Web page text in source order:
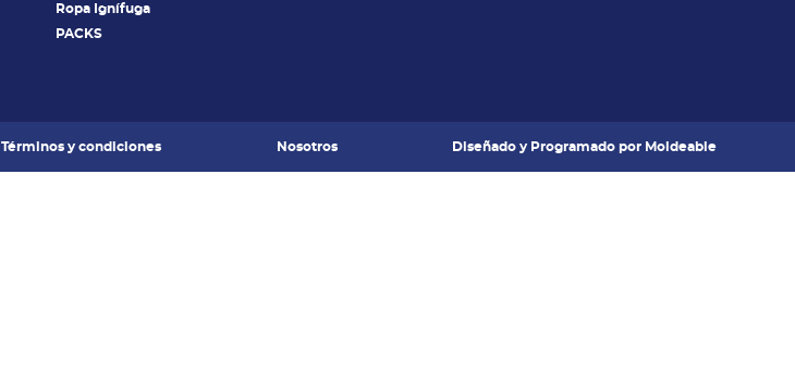
Ropa Ignífuga
PACKS
Términos y condiciones Nosotros Diseñado y Programado por Moldeable